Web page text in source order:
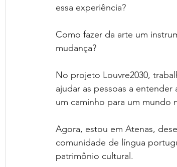
essa experiência?
Como fazer da arte um
mudança?
No projeto Louvre2030,
ajudar as pessoas a entender
um caminho para um mundo
Agora, estou em Atenas,
comunidade de língua
patrimônio cultural.